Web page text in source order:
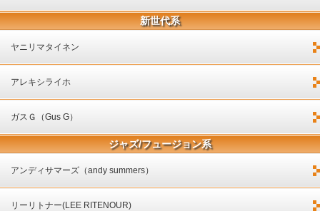
新世代系
ヤニリマタイネン
アレキシライホ
ガスＧ（Gus G）
ジャズ/フュージョン系
アンディサマーズ（andy summers）
リーリトナー(LEE RITENOUR)